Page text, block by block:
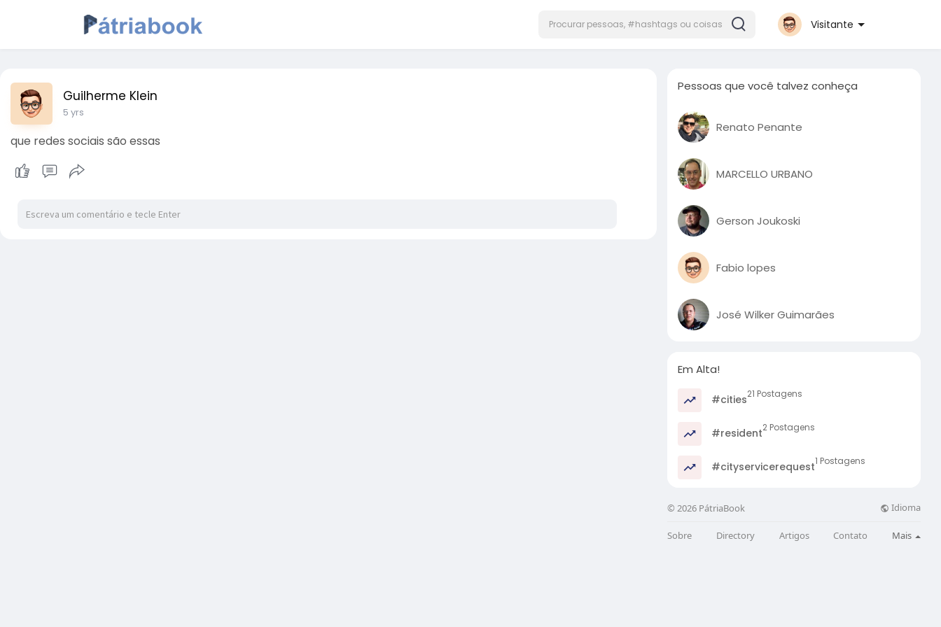
Visitante
Guilherme Klein
5 yrs
que redes sociais são essas
Pessoas que você talvez conheça
Renato Penante
MARCELLO URBANO
Gerson Joukoski
Fabio lopes
José Wilker Guimarães
Em Alta!
#cities21 Postagens
#resident2 Postagens
#cityservicerequest1 Postagens
© 2026 PátriaBook Idioma
Sobre Directory Artigos Contato Mais